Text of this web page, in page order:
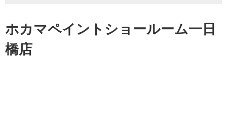
ホカマペイントショールーム一日
橋店